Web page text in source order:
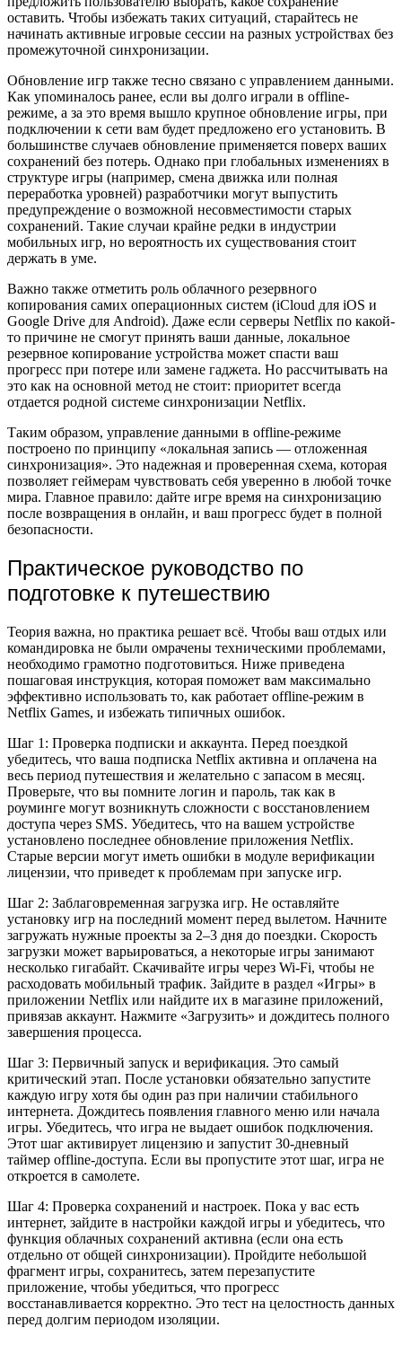
оставить. Чтобы избежать таких ситуаций, старайтесь не
начинать активные игровые сессии на разных устройствах без
промежуточной синхронизации.
Обновление игр также тесно связано с управлением данными.
Как упоминалось ранее, если вы долго играли в offline-
режиме, а за это время вышло крупное обновление игры, при
подключении к сети вам будет предложено его установить. В
большинстве случаев обновление применяется поверх ваших
сохранений без потерь. Однако при глобальных изменениях в
структуре игры (например, смена движка или полная
переработка уровней) разработчики могут выпустить
предупреждение о возможной несовместимости старых
сохранений. Такие случаи крайне редки в индустрии
мобильных игр, но вероятность их существования стоит
держать в уме.
Важно также отметить роль облачного резервного
копирования самих операционных систем (iCloud для iOS и
Google Drive для Android). Даже если серверы Netflix по какой-
то причине не смогут принять ваши данные, локальное
резервное копирование устройства может спасти ваш
прогресс при потере или замене гаджета. Но рассчитывать на
это как на основной метод не стоит: приоритет всегда
отдается родной системе синхронизации Netflix.
Таким образом, управление данными в offline-режиме
построено по принципу «локальная запись — отложенная
синхронизация». Это надежная и проверенная схема, которая
позволяет геймерам чувствовать себя уверенно в любой точке
мира. Главное правило: дайте игре время на синхронизацию
после возвращения в онлайн, и ваш прогресс будет в полной
безопасности.
Практическое руководство по
подготовке к путешествию
Теория важна, но практика решает всё. Чтобы ваш отдых или
командировка не были омрачены техническими проблемами,
необходимо грамотно подготовиться. Ниже приведена
пошаговая инструкция, которая поможет вам максимально
эффективно использовать то, как работает offline-режим в
Netflix Games, и избежать типичных ошибок.
Шаг 1: Проверка подписки и аккаунта. Перед поездкой
убедитесь, что ваша подписка Netflix активна и оплачена на
весь период путешествия и желательно с запасом в месяц.
Проверьте, что вы помните логин и пароль, так как в
роуминге могут возникнуть сложности с восстановлением
доступа через SMS. Убедитесь, что на вашем устройстве
установлено последнее обновление приложения Netflix.
Старые версии могут иметь ошибки в модуле верификации
лицензии, что приведет к проблемам при запуске игр.
Шаг 2: Заблаговременная загрузка игр. Не оставляйте
установку игр на последний момент перед вылетом. Начните
загружать нужные проекты за 2–3 дня до поездки. Скорость
загрузки может варьироваться, а некоторые игры занимают
несколько гигабайт. Скачивайте игры через Wi-Fi, чтобы не
расходовать мобильный трафик. Зайдите в раздел «Игры» в
приложении Netflix или найдите их в магазине приложений,
привязав аккаунт. Нажмите «Загрузить» и дождитесь полного
завершения процесса.
Шаг 3: Первичный запуск и верификация. Это самый
критический этап. После установки обязательно запустите
каждую игру хотя бы один раз при наличии стабильного
интернета. Дождитесь появления главного меню или начала
игры. Убедитесь, что игра не выдает ошибок подключения.
Этот шаг активирует лицензию и запустит 30-дневный
таймер offline-доступа. Если вы пропустите этот шаг, игра не
откроется в самолете.
Шаг 4: Проверка сохранений и настроек. Пока у вас есть
интернет, зайдите в настройки каждой игры и убедитесь, что
функция облачных сохранений активна (если она есть
отдельно от общей синхронизации). Пройдите небольшой
фрагмент игры, сохранитесь, затем перезапустите
приложение, чтобы убедиться, что прогресс
восстанавливается корректно. Это тест на целостность данных
перед долгим периодом изоляции.